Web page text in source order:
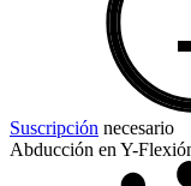
Suscripción necesario
Abducción en Y-